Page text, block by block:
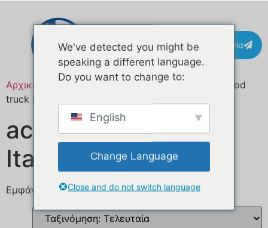
Επικοινωνία
Αρχική σελίδα
/ Προϊόντα με ετικέτα “acquisto food
truck Italia”
acquisto food truck
Italia
Εμφάνιση του μοναδικού αποτελέσματος
We've detected you might be
speaking a different language.
Do you want to change to:
English
Change Language
Close and do not switch language